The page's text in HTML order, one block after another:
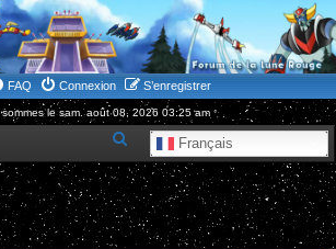
FAQ Connexion S’enregistrer
le sam. août 08, 2026 03:25 am
Français
e
c
h